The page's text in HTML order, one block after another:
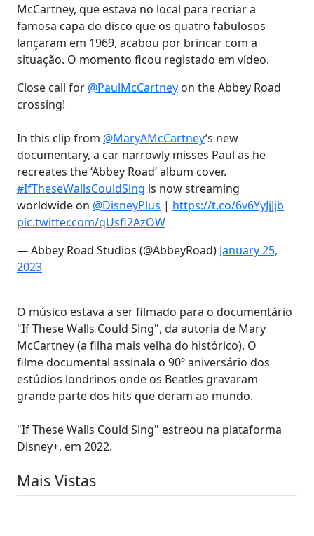
McCartney, que estava no local para recriar a
famosa capa do disco que os quatro fabulosos
lançaram em 1969, acabou por brincar com a
situação. O momento ficou registado em vídeo.
Close call for @PaulMcCartney on the Abbey Road
crossing!
In this clip from @MaryAMcCartney’s new
documentary, a car narrowly misses Paul as he
recreates the ‘Abbey Road’ album cover.
#IfTheseWallsCouldSing is now streaming
worldwide on @DisneyPlus | https://t.co/6v6YyJjJjb
pic.twitter.com/qUsfi2AzOW
— Abbey Road Studios (@AbbeyRoad) January 25,
2023
O músico estava a ser filmado para o documentário
"If These Walls Could Sing", da autoria de Mary
McCartney (a filha mais velha do histórico). O
filme documental assinala o 90º aniversário dos
estúdios londrinos onde os Beatles gravaram
grande parte dos hits que deram ao mundo.
"If These Walls Could Sing" estreou na plataforma
Disney+, em 2022.
Mais Vistas